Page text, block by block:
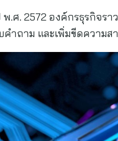
.ศ. 2572 องค์กรธุรกิจรา
ำถาม และเพิ่มขีดความ